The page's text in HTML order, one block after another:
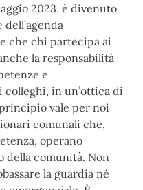
2023, è divenuto
che chi partecipa ai
la responsabilità
e
colleghi, in un’ottica di
vale per noi
comunali che,
operano
della comunità. Non
la guardia né